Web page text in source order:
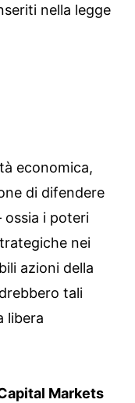
nella legge
economica,
di difendere
i poteri
nei
azioni della
tali
libera
Markets